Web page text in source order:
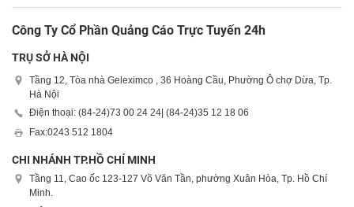
Công Ty Cổ Phần Quảng Cáo Trực Tuyến 24h
TRỤ SỞ HÀ NỘI
Tầng 12, Tòa nhà Geleximco , 36 Hoàng Cầu, Phường Ô chợ Dừa, Tp.
Hà Nội
Điện thoại: (84-24)73 00 24 24 | (84-24)35 12 18 06
Fax:0243 512 1804
CHI NHÁNH TP.HỒ CHÍ MINH
Tầng 11, Cao ốc 123-127 Võ Văn Tần, phường Xuân Hòa, Tp. Hồ Chí
Minh.